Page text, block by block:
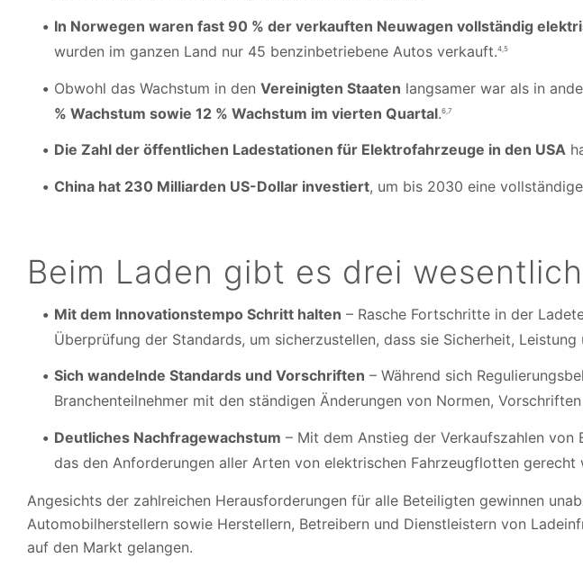
In Norwegen waren fast 90 % der verkauften Neuwagen vollständig
wurden im ganzen Land nur 45 benzinbetriebene Autos verkauft.4,5
Obwohl das Wachstum in den Vereinigten Staaten langsamer war als in
% Wachstum sowie 12 % Wachstum im vierten Quartal.6,7
Die Zahl der öffentlichen Ladestationen für Elektrofahrzeuge in den USA
China hat 230 Milliarden US-Dollar investiert, um bis 2030 eine
Beim Laden gibt es drei
Mit dem Innovationstempo Schritt halten – Rasche Fortschritte in der
Überprüfung der Standards, um sicherzustellen, dass sie Sicherheit,
Sich wandelnde Standards und Vorschriften – Während sich
Branchenteilnehmer mit den ständigen Änderungen von Normen,
Deutliches Nachfragewachstum – Mit dem Anstieg der Verkaufszahlen von
das den Anforderungen aller Arten von elektrischen Fahrzeugflotten gerecht
Angesichts der zahlreichen Herausforderungen für alle Beteiligten gewinnen
Automobilherstellern sowie Herstellern, Betreibern und Dienstleistern von
auf den Markt gelangen.